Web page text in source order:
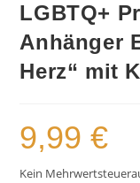
LGBTQ+
Anhänger
Herz“ mit
9,99€
Kein